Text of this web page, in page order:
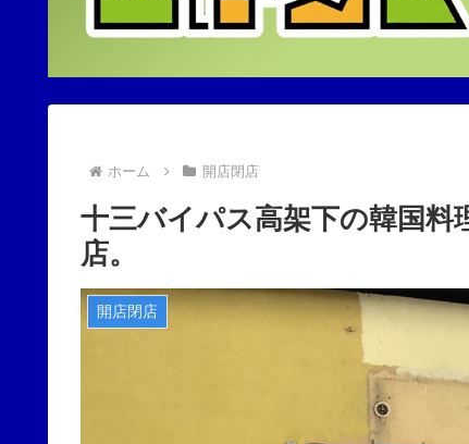
ホーム 開店閉店
十三バイパス高架下の韓国料
店。
開店閉店